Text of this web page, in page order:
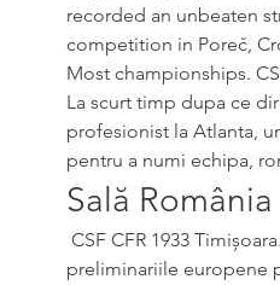
recorded an unbeaten
competition in Poreč,
Most championships.
La scurt timp dupa ce
profesionist la Atlanta,
pentru a numi echipa,
Sală România
preliminariile europene